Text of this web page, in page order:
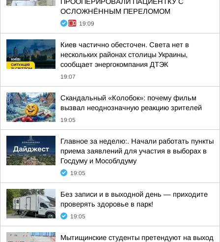
ОСЛОЖНЁННЫМ ПЕРЕЛОМОМ
19:09
Киев частично обесточен. Света нет в
нескольких районах столицы Украины,
сообщает энергокомпания ДТЭК
19:07
Скандальный «Колобок»: почему фильм
вызвал неоднозначную реакцию зрителей
19:05
Главное за неделю:. Начали работать пункты
приема заявлений для участия в выборах в
Госдуму и Мособлдуму
19:05
Без записи и в выходной день — приходите
проверять здоровье в парк!
19:05
Мытищинские студенты претендуют на выход